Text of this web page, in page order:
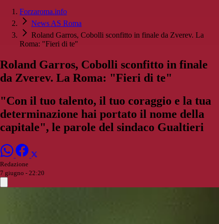
Forzaroma.info
News AS Roma
Roland Garros, Cobolli sconfitto in finale da Zverev. La
Roma: "Fieri di te"
Roland Garros, Cobolli sconfitto in finale
da Zverev. La Roma: "Fieri di te"
"Con il tuo talento, il tuo coraggio e la tua
determinazione hai portato il nome della
capitale", le parole del sindaco Gualtieri
Redazione
7 giugno - 22:20